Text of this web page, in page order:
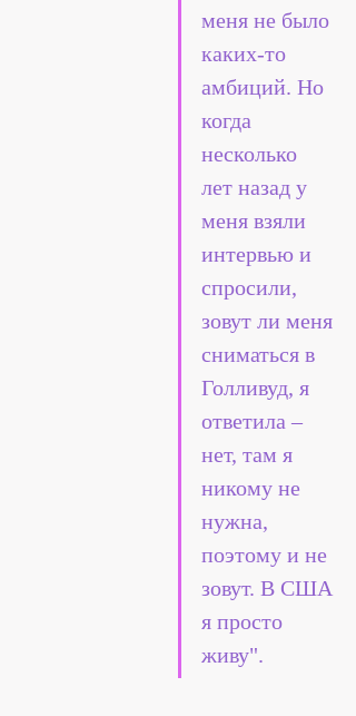
меня не было
каких-то
амбиций. Но
когда
несколько
лет назад у
меня взяли
интервью и
спросили,
зовут ли меня
сниматься в
Голливуд, я
ответила –
нет, там я
никому не
нужна,
поэтому и не
зовут. В США
я просто
живу".